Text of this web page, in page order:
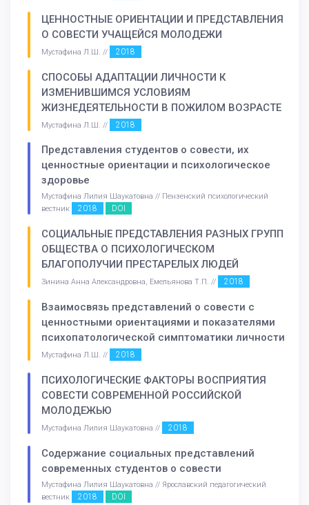
ЦЕННОСТНЫЕ ОРИЕНТАЦИИ И ПРЕДСТАВЛЕНИЯ
О СОВЕСТИ УЧАЩЕЙСЯ МОЛОДЕЖИ
Мустафина Л.Ш. // 2018
СПОСОБЫ АДАПТАЦИИ ЛИЧНОСТИ К
ИЗМЕНИВШИМСЯ УСЛОВИЯМ
ЖИЗНЕДЕЯТЕЛЬНОСТИ В ПОЖИЛОМ ВОЗРАСТЕ
Мустафина Л.Ш. // 2018
Представления студентов о совести, их
ценностные ориентации и психологическое
здоровье
Мустафина Лилия Шаукатовна // Пензенский психологический
вестник
2018 DOI
СОЦИАЛЬНЫЕ ПРЕДСТАВЛЕНИЯ РАЗНЫХ ГРУПП
ОБЩЕСТВА О ПСИХОЛОГИЧЕСКОМ
БЛАГОПОЛУЧИИ ПРЕСТАРЕЛЫХ ЛЮДЕЙ
Зинина Анна Александровна, Емельянова Т.П. // 2018
Взаимосвязь представлений о совести с
ценностными ориентациями и показателями
психопатологической симптоматики личности
Мустафина Л.Ш. // 2018
ПСИХОЛОГИЧЕСКИЕ ФАКТОРЫ ВОСПРИЯТИЯ
СОВЕСТИ СОВРЕМЕННОЙ РОССИЙСКОЙ
МОЛОДЕЖЬЮ
Мустафина Лилия Шаукатовна // 2018
Содержание социальных представлений
современных студентов о совести
Мустафина Лилия Шаукатовна // Ярославский педагогический
вестник
2018 DOI